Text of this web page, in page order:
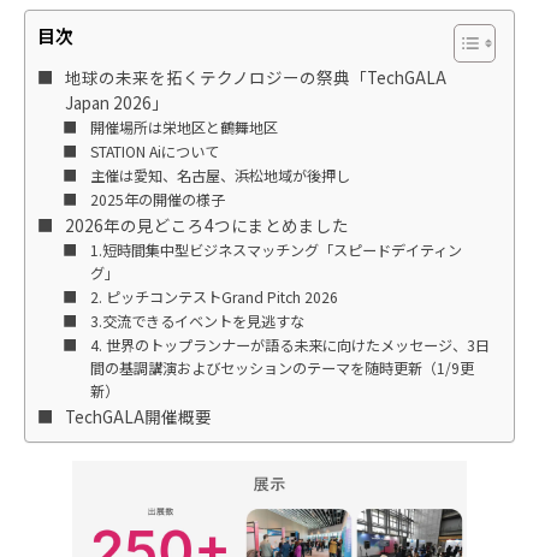
目次
地球の未来を拓くテクノロジーの祭典「TechGALA
Japan 2026」
開催場所は栄地区と鶴舞地区
STATION Aiについて
主催は愛知、名古屋、浜松地域が後押し
2025年の開催の様子
2026年の見どころ4つにまとめました
1.短時間集中型ビジネスマッチング「スピードデイティン
グ」
2. ピッチコンテストGrand Pitch 2026
3.交流できるイベントを見逃すな
4. 世界のトップランナーが語る未来に向けたメッセージ、3日
間の基調講演およびセッションのテーマを随時更新（1/9更
新）
TechGALA開催概要